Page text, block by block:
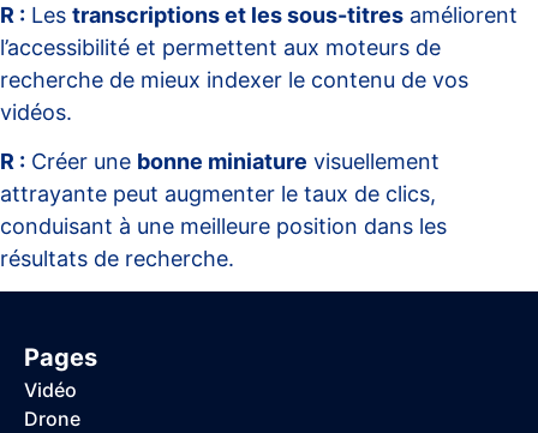
R : Les transcriptions et les sous-titres améliorent
l’accessibilité et permettent aux moteurs de
recherche de mieux indexer le contenu de vos
vidéos.
R : Créer une bonne miniature visuellement
attrayante peut augmenter le taux de clics,
conduisant à une meilleure position dans les
résultats de recherche.
Pages
Vidéo
Drone